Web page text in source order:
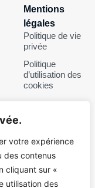
votre expérience
des contenus
cliquant sur «
utilisation des
Mentions
légales
Politique de vie
privée
Politique
d’utilisation des
cookies
site web n’est pas
tant aux